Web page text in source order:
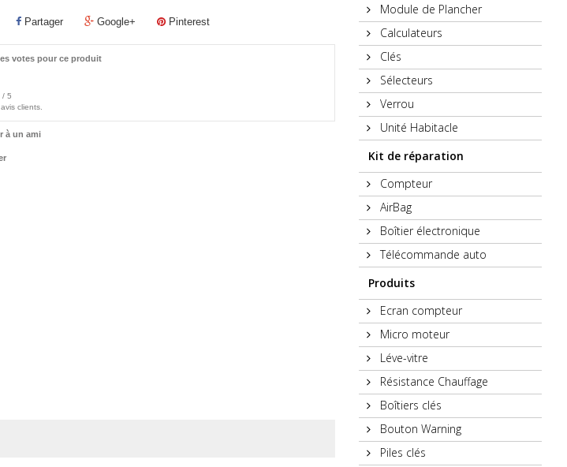
Partager Google+ Pinterest
votes pour ce produit
/ 5
avis clients.
à un ami
Module de Plancher
Calculateurs
Clés
Sélecteurs
Verrou
Unité Habitacle
Kit de réparation
Compteur
AirBag
Boîtier électronique
Télécommande auto
Produits
Ecran compteur
Micro moteur
Léve-vitre
Résistance Chauffage
Boîtiers clés
Bouton Warning
Piles clés